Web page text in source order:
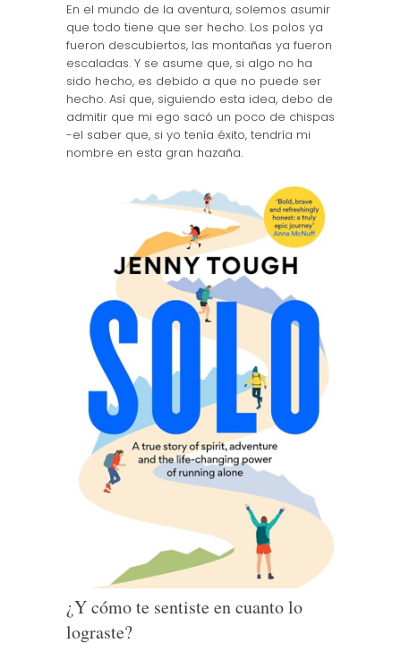
En el mundo de la aventura, solemos asumir
que todo tiene que ser hecho. Los polos ya
fueron descubiertos, las montañas ya fueron
escaladas. Y se asume que, si algo no ha
sido hecho, es debido a que no puede ser
hecho. Así que, siguiendo esta idea, debo de
admitir que mi ego sacó un poco de chispas
-el saber que, si yo tenía éxito, tendría mi
nombre en esta gran hazaña.
¿Y cómo te sentiste en cuanto lo
lograste?